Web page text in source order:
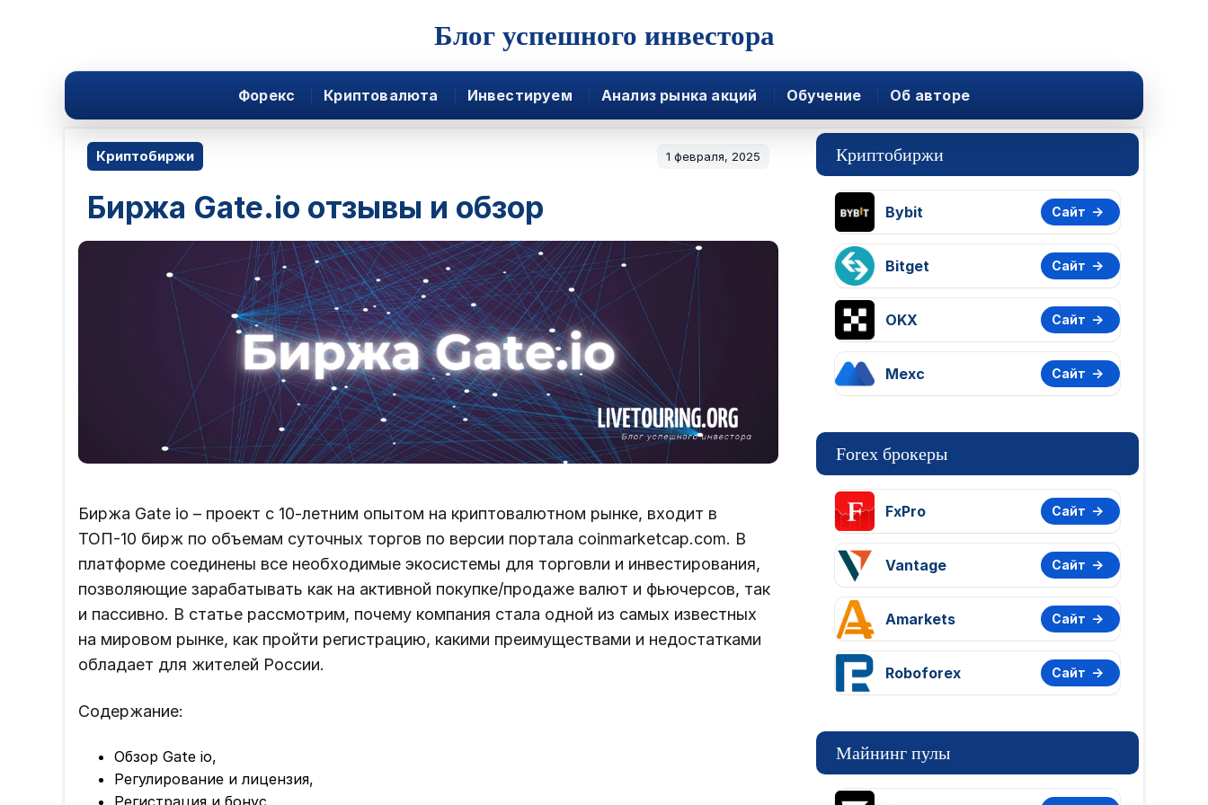
Блог успешного инвестора
Форекс Криптовалюта Инвестируем Анализ рынка акций Обучение Об авторе
Криптобиржи 1 февраля, 2025
Биржа Gate.io отзывы и обзор
Биржа Gate io – проект с 10-летним опытом на криптовалютном рынке, входит в
ТОП-10 бирж по объемам суточных торгов по версии портала coinmarketcap.com. В
платформе соединены все необходимые экосистемы для торговли и инвестирования,
позволяющие зарабатывать как на активной покупке/продаже валют и фьючерсов, так
и пассивно. В статье рассмотрим, почему компания стала одной из самых известных
на мировом рынке, как пройти регистрацию, какими преимуществами и недостатками
обладает для жителей России.
Содержание:
Обзор Gate io,
Регулирование и лицензия,
Регистрация и бонус,
Криптобиржи
Bybit Сайт
Bitget Сайт
OKX Сайт
Mexc Сайт
Forex брокеры
FxPro Сайт
Vantage Сайт
Amarkets Сайт
Roboforex Сайт
Майнинг пулы